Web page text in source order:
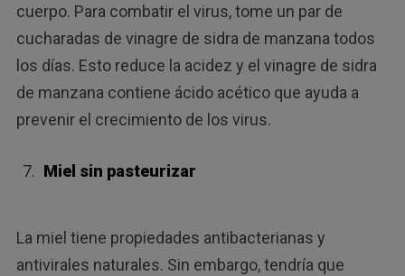
cuerpo. Para combatir el virus, tome un par de
cucharadas de vinagre de sidra de manzana todos
los días. Esto reduce la acidez y el vinagre de sidra
de manzana contiene ácido acético que ayuda a
prevenir el crecimiento de los virus.
Miel sin pasteurizar
La miel tiene propiedades antibacterianas y
antivirales naturales. Sin embargo, tendría que